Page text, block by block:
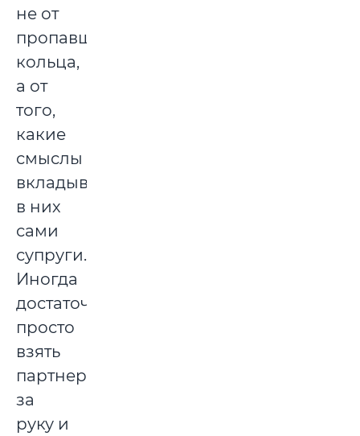
не от
пропавшего
кольца,
а от
того,
какие
смыслы
вкладывают
в них
сами
супруги.
Иногда
достаточно
просто
взять
партнера
за
руку и